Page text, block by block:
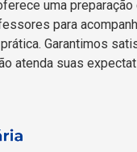
uma
para
Garantimos
atenda suas